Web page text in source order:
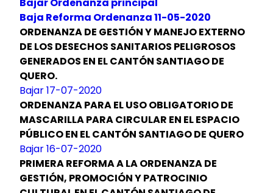
Baja Reforma Ordenanza 11-05-2020
ORDENANZA DE GESTIÓN Y MANEJO EXTERNO
DE LOS DESECHOS SANITARIOS PELIGROSOS
GENERADOS EN EL CANTÓN SANTIAGO DE
QUERO.
Bajar 17-07-2020
ORDENANZA PARA EL USO OBLIGATORIO DE
MASCARILLA PARA CIRCULAR EN EL ESPACIO
PÚBLICO EN EL CANTÓN SANTIAGO DE QUERO
Bajar 16-07-2020
PRIMERA REFORMA A LA ORDENANZA DE
GESTIÓN, PROMOCIÓN Y PATROCINIO